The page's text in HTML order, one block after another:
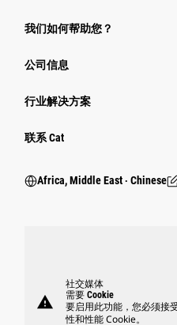
我们如何帮助您？
公司信息
行业解决方案
行业
联系 Cat
Africa, Middle East ‧ Chinese
warning
社交媒体
需要 Cookie
要启用此功能，您必须接
性和性能 Cookie。